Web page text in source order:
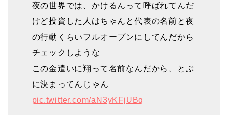
夜の世界では、かけるんって呼ばれてんだ
けど投資した人はちゃんと代表の名前と夜
の行動くらいフルオープンにしてんだから
チェックしような
この金遣いに翔って名前なんだから、とぶ
に決まってんじゃん
pic.twitter.com/aN3yKFjUBq